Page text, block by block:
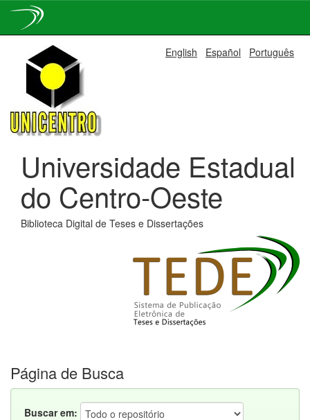
navigation
English Español Português
Universidade Estadual
do Centro-Oeste
Biblioteca Digital de Teses e Dissertações
Página de Busca
Buscar em: